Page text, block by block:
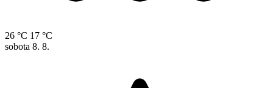
26 °C 17 °C
sobota 8. 8.